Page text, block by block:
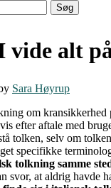
vide alt
Sara Høyrup
om kransikkerhed
efter aftale med
tolken, selv om
specifikke
tolkning samme
at aldrig havde